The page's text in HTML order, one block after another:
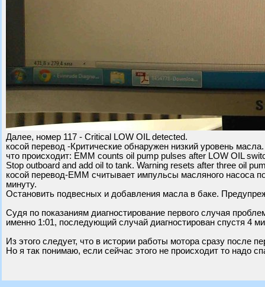
Далее, номер 117 - Critical LOW OIL detected.
косой перевод -Критические обнаружен низкий уровень масла.
что происходит: EMM counts oil pump pulses after LOW OIL
Stop outboard and add oil to tank. Warning resets after three oil
косой перевод-EMM считывает импульсы масляного насоса
минуту.
Остановить подвесных и добавления масла в баке.
Судя по показаниям диагностирование первого случая
именно 1:01, последующий случай диагностирован спустя 4
Из этого следует, что в истории работы мотора сразу после
Но я так понимаю, если сейчас этого не происходит то надо